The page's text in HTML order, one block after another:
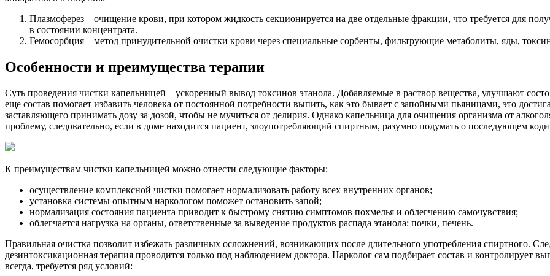
Плазмоферез – очищение крови, при котором жидкость секционируется на две отдельные фракции, что требуется для
в состоянии концентрата.
Гемосорбция – метод принудительной очистки крови через специальные сорбенты, фильтрующие метаболиты, яды,
Особенности и преимущества терапии
Суть проведения чистки капельницей – ускоренный вывод токсинов этанола. Добавляемые в раствор вещества, улучшают
еще состав помогает избавить человека от постоянной потребности выпить, как это бывает с запойными пьяницами, это
заставляющего принимать дозу за дозой, чтобы не мучиться от делирия. Однако капельница для очищения организма от
проблему, следовательно, если в доме находится пациент, злоупотребляющий спиртным, разумно подумать о последующем
К преимуществам чистки капельницей можно отнести следующие факторы:
осуществление комплексной чистки помогает нормализовать работу всех внутренних органов;
установка системы опытным наркологом поможет остановить запой;
нормализация состояния пациента приводит к быстрому снятию симптомов похмелья и облегчению самочувствия;
облегчается нагрузка на органы, ответственные за выведение продуктов распада этанола: почки, печень.
Правильная очистка позволит избежать различных осложнений, возникающих после длительного употребления спиртного.
дезинтоксикационная терапия проводится только под наблюдением доктора. Нарколог сам подбирает состав и контролирует
всегда, требуется ряд условий: